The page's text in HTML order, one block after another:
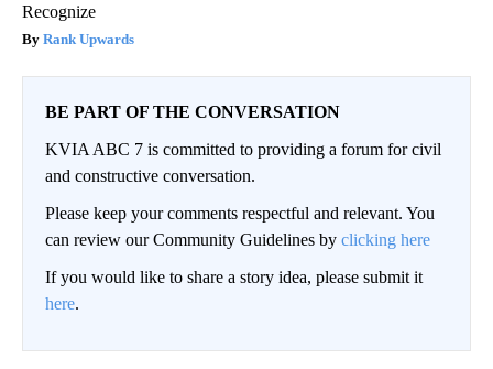
Recognize
Rank Upwards
BE PART OF THE CONVERSATION
KVIA ABC 7 is committed to providing a forum for civil
and constructive conversation.
Please keep your comments respectful and relevant. You
can review our Community Guidelines by clicking here
If you would like to share a story idea, please submit it
here.